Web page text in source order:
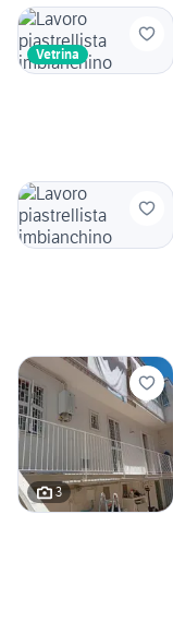
Vetrina
3